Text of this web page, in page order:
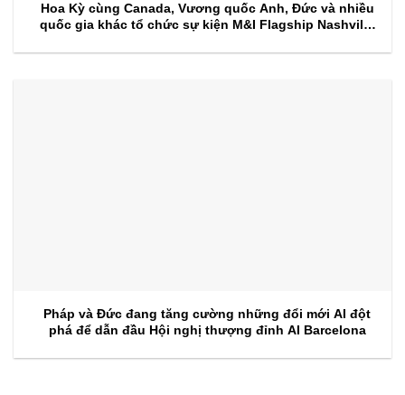
Hoa Kỳ cùng Canada, Vương quốc Anh, Đức và nhiều
quốc gia khác tổ chức sự kiện M&I Flagship Nashville
Pháp và Đức đang tăng cường những đổi mới AI đột
phá để dẫn đầu Hội nghị thượng đỉnh AI Barcelona